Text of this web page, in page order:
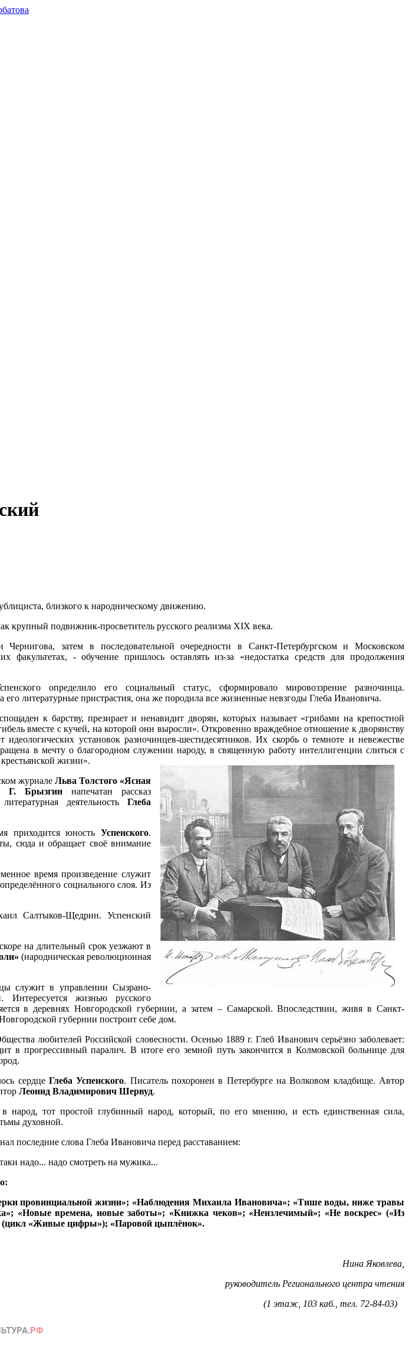
близкого к народническому движению.
крупный подвижник-просветитель русского реализма XIX века.
затем в последовательной очередности в Санкт-Петербургском и Московском
факультетах, - обучение пришлось оставлять из-за «недостатка средств для продолжения
определило его социальный статус, сформировало мировоззрение разночинца.
его литературные пристрастия, она же породила все жизненные невзгоды Глеба Ивановича.
к барству, презирает и ненавидит дворян, которых называет «грибами на крепостной
вместе с кучей, на которой они выросли». Откровенно враждебное отношение к дворянству
идеологических установок разночинцев-шестидесятников. Их скорбь о темноте и невежестве
в мечту о благородном служении народу, в священную работу интеллигенции слиться с
жизни».
журнале Льва Толстого «Ясная
Г. Брызгин напечатан рассказ
деятельность Глеба
приходится юность Успенского.
сюда и обращает своё внимание
время произведение служит
социального слоя. Из
Салтыков-Щедрин. Успенский
на длительный срок уезжают в
(народническая революционная
служит в управлении Сызрано-
Интересуется жизнью русского
в деревнях Новгородской губернии, а затем – Самарской. Впоследствии, живя в Санкт-
губернии построит себе дом.
любителей Российской словесности. Осенью 1889 г. Глеб Иванович серьёзно заболевает:
в прогрессивный паралич. В итоге его земной путь закончится в Колмовской больнице для
сердце Глеба Успенского. Писатель похоронен в Петербурге на Волковом кладбище. Автор
Леонид Владимирович Шервуд.
народ, тот простой глубинный народ, который, по его мнению, и есть единственная сила,
духовной.
последние слова Глеба Ивановича перед расставанием:
надо... надо смотреть на мужика...
провинциальной жизни»; «Наблюдения Михаила Ивановича»; «Тише воды, ниже травы
«Новые времена, новые заботы»; «Книжка чеков»; «Неизлечимый»; «Не воскрес» («Из
(цикл «Живые цифры»); «Паровой цыплёнок».
Нина Яковлева,
руководитель Регионального центра чтения
(1 этаж, 103 каб., тел. 72-84-03)